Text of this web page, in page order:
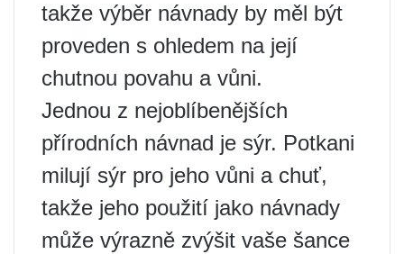
takže výběr návnady by měl být
proveden s ohledem na její
chutnou povahu a vůni.
Jednou z nejoblíbenějších
přírodních návnad je sýr. Potkani
milují sýr pro jeho vůni a chuť,
takže jeho použití jako návnady
může výrazně zvýšit vaše šance